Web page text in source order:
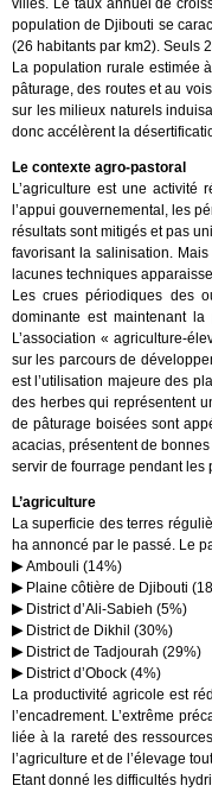
villes. Le taux annuel de
population de Djibouti se
(26 habitants par km2). Seuls
La population rurale estimée
pâturage, des routes et au
sur les milieux naturels
donc accélèrent la
Le contexte agro-pastoral
L’agriculture est une
l’appui gouvernemental, les
résultats sont mitigés et pas
favorisant la salinisation.
lacunes techniques
Les crues périodiques des
dominante est maintenant
L’association « agriculture-
sur les parcours de
est l’utilisation majeure des
des herbes qui représentent
de pâturage boisées sont
acacias, présentent de
servir de fourrage pendant les
L’agriculture
La superficie des terres
ha annoncé par le passé. Le
Ambouli (14%)
Plaine côtière de Djibouti
District d’Ali-Sabieh (5%)
District de Dikhil (30%)
District de Tadjourah (29%)
District d’Obock (4%)
La productivité agricole est
l’encadrement. L’extrême
liée à la rareté des
l’agriculture et de l’élevage
Etant donné les difficultés